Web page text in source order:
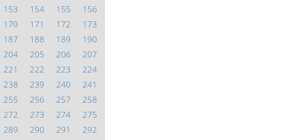
153 154 155
156
170 171 172
173
187 188 189
190
204 205 206
207
221 222 223
224
238 239 240
241
255 256 257
258
272 273 274
275
289 290 291
292